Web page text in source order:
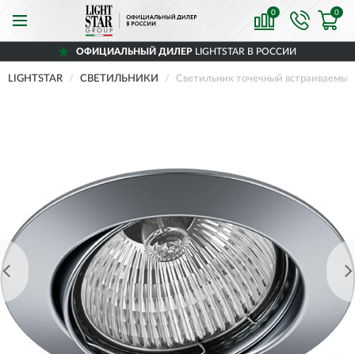
0 0
ОФИЦИАЛЬНЫЙ ДИЛЕРLIGHTSTAR В РОССИИ
LIGHTSTAR СВЕТИЛЬНИКИ Светильник точечный